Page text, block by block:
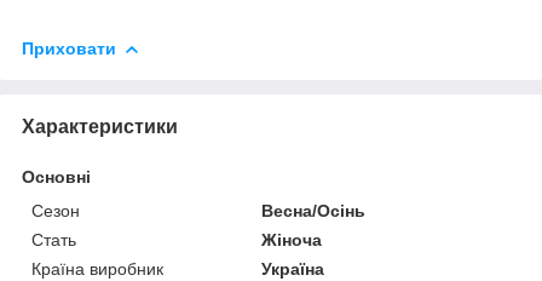
Приховати
Характеристики
Основні
Сезон
Весна/Осінь
Стать
Жіноча
Країна виробник
Україна